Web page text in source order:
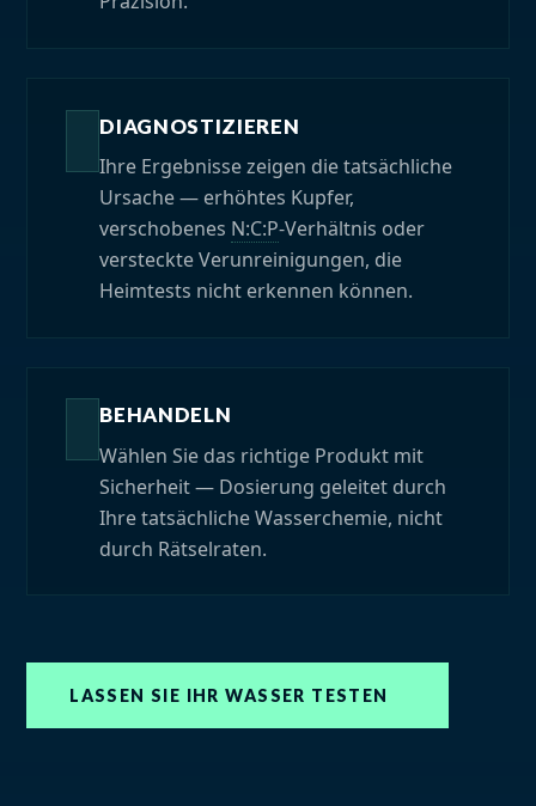
DIAGNOSTIZIEREN
Ihre Ergebnisse zeigen die tatsächliche
Ursache — erhöhtes Kupfer,
verschobenes N:C:P-Verhältnis oder
versteckte Verunreinigungen, die
Heimtests nicht erkennen können.
BEHANDELN
Wählen Sie das richtige Produkt mit
Sicherheit — Dosierung geleitet durch
Ihre tatsächliche Wasserchemie, nicht
durch Rätselraten.
LASSEN SIE IHR WASSER TESTEN